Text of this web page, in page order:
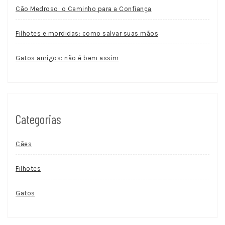
Cão Medroso: o Caminho para a Confiança
Filhotes e mordidas: como salvar suas mãos
Gatos amigos: não é bem assim
Categorias
Cães
Filhotes
Gatos